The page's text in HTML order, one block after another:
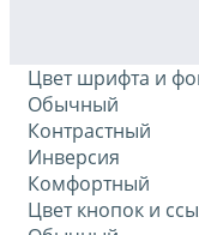
Цвет шрифта и
Обычный
Контрастный
Инверсия
Комфортный
Цвет кнопок и